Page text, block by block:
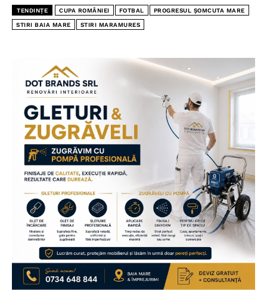
TENDINȚE CUPA ROMÂNIEI FOTBAL PROGRESUL ŞOMCUTA MARE
STIRI BAIA MARE STIRI MARAMURES